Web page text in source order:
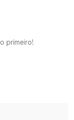
primeiro!